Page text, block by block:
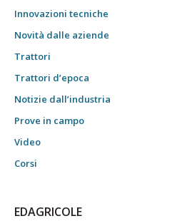
Innovazioni tecniche
Novità dalle aziende
Trattori
Trattori d’epoca
Notizie dall’industria
Prove in campo
Video
Corsi
EDAGRICOLE